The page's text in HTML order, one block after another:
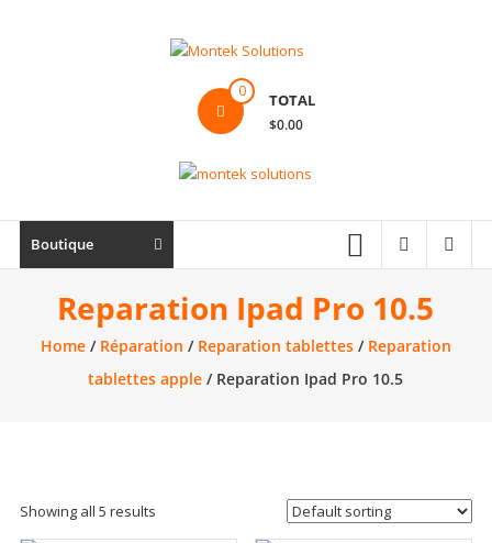
Ordinateur,
cellulaire
électronique
0 TOTAL
$0.00
Boutique
Reparation Ipad Pro 10.5
Home/ Réparation / Reparation tablettes/ Reparation
tablettes apple / Reparation Ipad Pro 10.5
Showing all 5 results